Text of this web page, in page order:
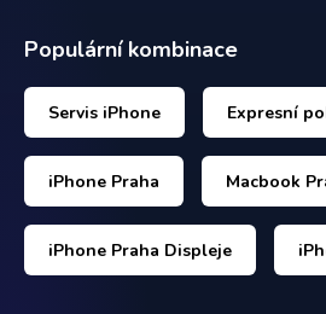
Populární kombinace
Servis iPhone Expresní
iPhone Praha Macbook
iPhone Praha Displeje